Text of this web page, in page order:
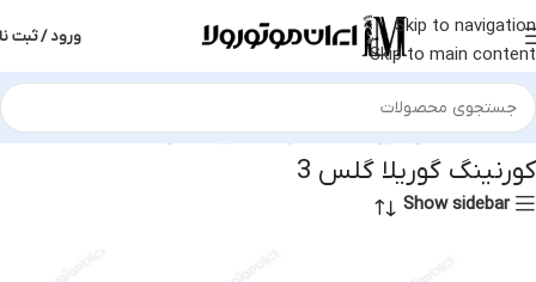
Skip to navigation
Skip to main content
ورود / ثبت
خانه محصول فن آوری محافظ کورنینگ گوریلا گلس 3
کورنینگ گوریلا گلس 3
Show sidebar